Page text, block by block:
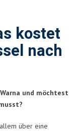
kostet
nach
und möchtest
über eine